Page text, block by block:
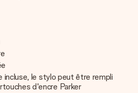
incluse, le stylo peut être rempli
d'encre Parker